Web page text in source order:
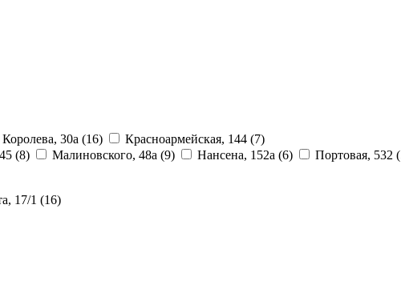
Королева, 30а (16) Красноармейская, 144 (7)
(8) Малиновского, 48а (9) Нансена, 152а (6) Портовая, 532
17/1 (16)